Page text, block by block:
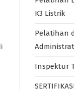
K3 Listrik
Pelatihan
Inspektur